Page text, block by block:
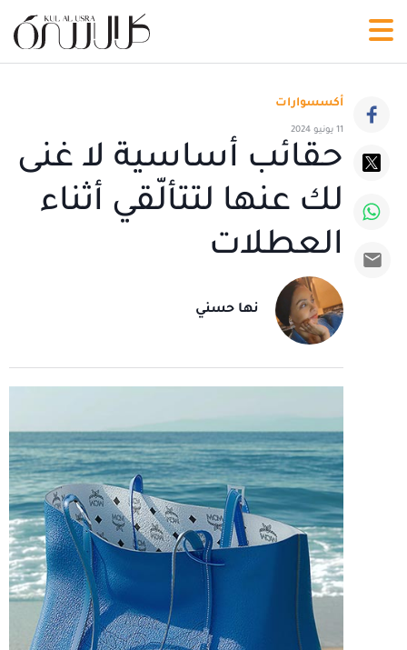
أكسسوارات
11 يونيو 2024
حقائب أساسية لا غنى
لك عنها لتتألّقي أثناء
العطلات
نها حسني